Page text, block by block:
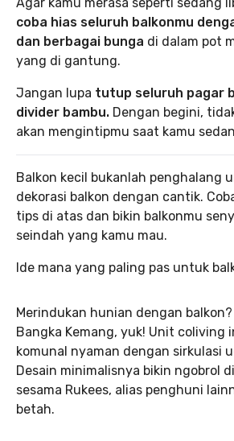
coba hias seluruh balkonmu
dan berbagai bunga di dalam pot
yang di gantung.
Jangan lupa tutup seluruh pagar
divider bambu. Dengan begini,
akan mengintipmu saat kamu
Balkon kecil bukanlah penghalang
dekorasi balkon dengan cantik.
tips di atas dan bikin balkonmu
seindah yang kamu mau.
Ide mana yang paling pas untuk
Merindukan hunian dengan
Bangka Kemang, yuk! Unit coliving
komunal nyaman dengan sirkulasi
Desain minimalisnya bikin ngobrol
sesama Rukees, alias penghuni
betah.